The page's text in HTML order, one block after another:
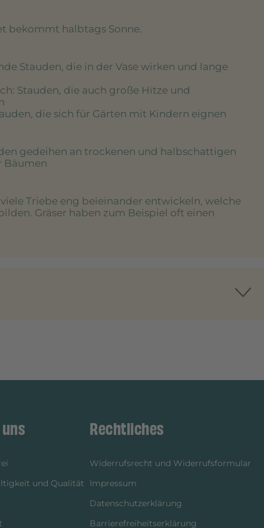
bekommt halbtags Sonne.
Stauden, die in der Vase wirken und lange
: Stauden, die auch große Hitze und
die sich für Gärten mit Kindern eignen
gedeihen an trockenen und halbschattigen
Bäumen
Triebe eng beieinander entwickeln, welche
Gräser haben zum Beispiel oft einen
und Qualität
Rechtliches
Widerrufsrecht und Widerrufsformular
Impressum
Datenschutzerklärung
Barrierefreiheitserklärung